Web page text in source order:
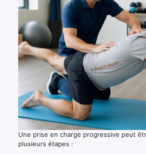
Une prise en charge progressive peut
plusieurs étapes :